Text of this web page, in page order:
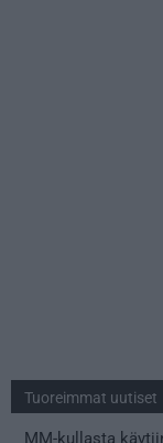
Tuoreimmat uutiset
MM-kullasta